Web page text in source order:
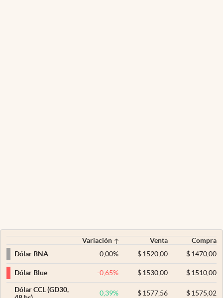
Variación Venta
Compra
Dólar BNA
0,00% $ 1520,00 $1470,00
Dólar Blue -0,65% $ 1530,00 $1510,00
Dólar CCL (GD30,
0,39% $ 1577,56 $1575,02